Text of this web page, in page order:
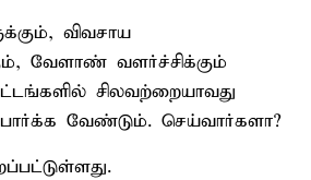
விவசாய
வேளாண் வளர்ச்சிக்கும்
சிலவற்றையாவது
வேண்டும். செய்வார்களா?